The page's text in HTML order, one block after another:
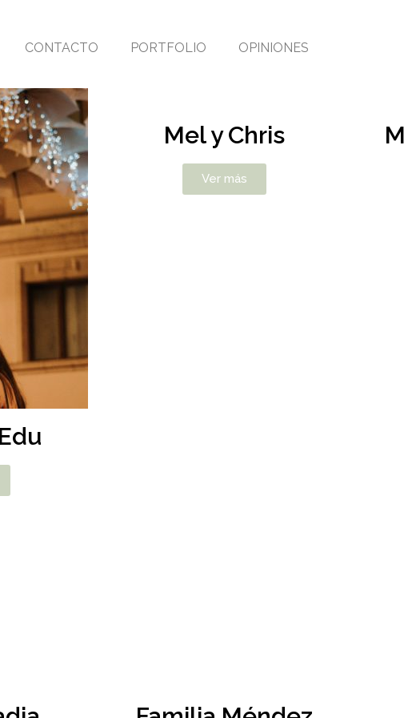
CONTACTO PORTFOLIO OPINIONES
Mel y Chris
Ver más